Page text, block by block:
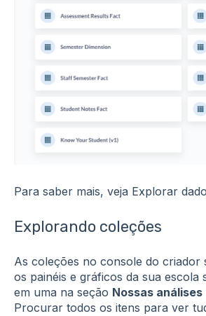
Para saber mais, veja Explorar
Explorando coleções
As coleções no console do criador
os painéis e gráficos da sua
em uma na seção Nossas análises
Procurar todos os itens para ver